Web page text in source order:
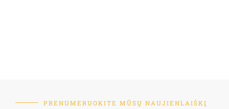
PRENUMERUOKITE MŪSŲ NAUJIENLAIŠKĮ